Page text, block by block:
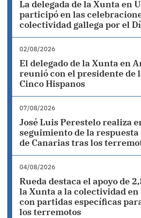
La delegada de la Xunta en
participó en las
colectividad gallega por el
02/08/2026
El delegado de la Xunta en
reunió con el presidente de
Cinco Hispanos
07/08/2026
José Luis Perestelo realiza
seguimiento de la
de Canarias tras los
04/08/2026
Rueda destaca el apoyo de
la Xunta a la colectividad en
con partidas específicas
los terremotos